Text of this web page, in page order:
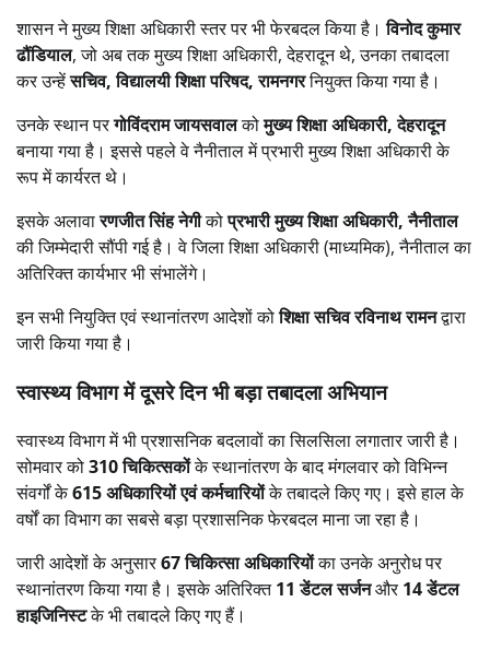
शासन ने मुख्य शिक्षा अधिकारी स्तर पर भी फेरबदल किया है।विनोद कुमार
ढौंडियाल, जो अब तक मुख्य शिक्षा अधिकारी, देहरादून थे, उनका तबादला
कर उन्हेंसचिव, विद्यालयी शिक्षा परिषद, रामनगरनियुक्त किया गया है।
उनके स्थान परगोविंदराम जायसवालकोमुख्य शिक्षा अधिकारी, देहरादून
बनाया गया है। इससे पहले वे नैनीताल में प्रभारी मुख्य शिक्षा अधिकारी के
रूप में कार्यरत थे।
इसके अलावारणजीत सिंह नेगीकोप्रभारी मुख्य शिक्षा अधिकारी, नैनीताल
की जिम्मेदारी सौंपी गई है। वे जिला शिक्षा अधिकारी (माध्यमिक), नैनीताल का
अतिरिक्त कार्यभार भी संभालेंगे।
इन सभी नियुक्ति एवं स्थानांतरण आदेशों कोशिक्षा सचिव रविनाथ रामनद्वारा
जारी किया गया है।
स्वास्थ्य विभाग में दूसरे दिन भी बड़ा तबादला अभियान
स्वास्थ्य विभाग में भी प्रशासनिक बदलावों का सिलसिला लगातार जारी है।
सोमवार को310 चिकित्सकोंके स्थानांतरण के बाद मंगलवार को विभिन्न
संवर्गों के615 अधिकारियों एवं कर्मचारियोंके तबादले किए गए। इसे हाल के
वर्षों का विभाग का सबसे बड़ा प्रशासनिक फेरबदल माना जा रहा है।
जारी आदेशों के अनुसार67 चिकित्सा अधिकारियोंका उनके अनुरोध पर
स्थानांतरण किया गया है। इसके अतिरिक्त11 डेंटल सर्जनऔर14 डेंटल
हाइजिनिस्टके भी तबादले किए गए हैं।